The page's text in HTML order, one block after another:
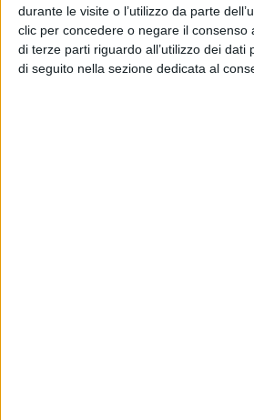
durante le visite o l’utilizzo da parte
clic per concedere o negare il consenso
di terze parti riguardo all’utilizzo dei dati
di seguito nella sezione dedicata al
era collegato abusivamente
per lui quindi anche la denuncia
Repubblica presso il Tribunale di